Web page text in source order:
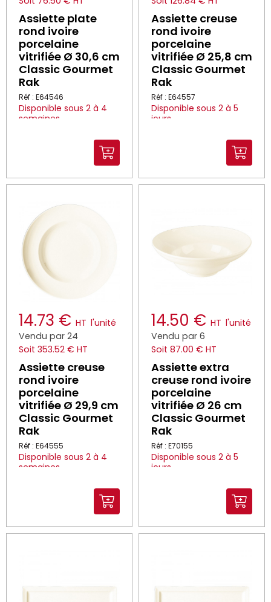
Assiette plate
rond ivoire
porcelaine
vitrifiée Ø 30,6 cm
Classic Gourmet
Rak
Réf : E64546
Disponible sous 2 à 4
semaines
Assiette creuse
rond ivoire
porcelaine
vitrifiée Ø 25,8 cm
Classic Gourmet
Rak
Réf : E64557
Disponible sous 2 à 5
jours
14.73 € HT l'unité
Vendu par 24
Soit 353.52 € HT
Assiette creuse
rond ivoire
porcelaine
vitrifiée Ø 29,9 cm
Classic Gourmet
Rak
Réf : E64555
Disponible sous 2 à 4
semaines
14.50 € HT l'unité
Vendu par 6
Soit 87.00 € HT
Assiette extra
creuse rond ivoire
porcelaine
vitrifiée Ø 26 cm
Classic Gourmet
Rak
Réf : E70155
Disponible sous 2 à 5
jours